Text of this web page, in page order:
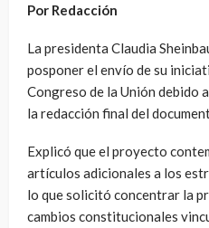
Por Redacción
La presidenta Claudia
posponer el envío de su
Congreso de la Unión debido
la redacción final del
Explicó que el proyecto
artículos adicionales a los
lo que solicitó concentrar la
cambios constitucionales